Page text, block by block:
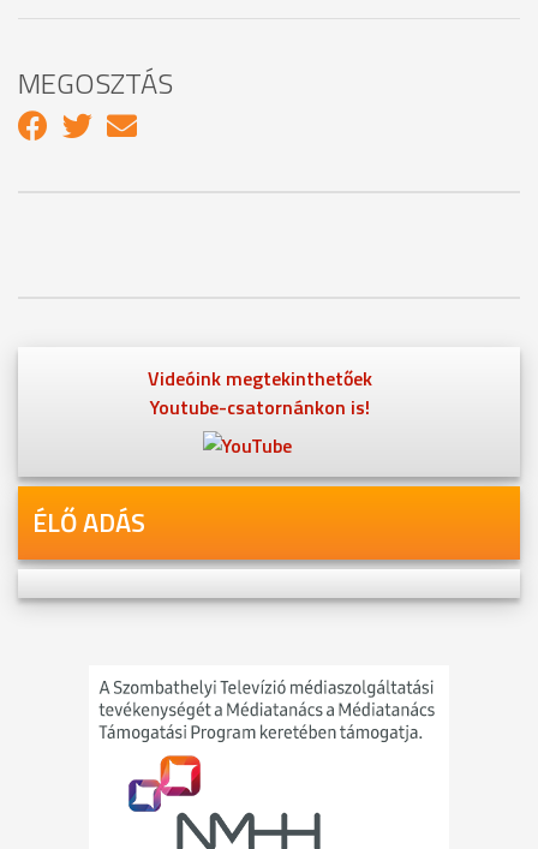
MEGOSZTÁS
Videóink megtekinthetőek
Youtube-csatornánkon is!
ÉLŐ ADÁS